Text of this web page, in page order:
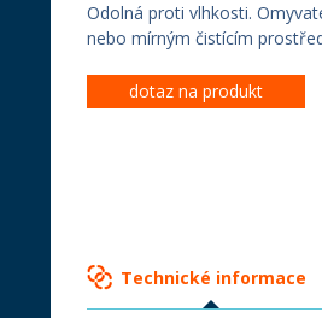
Odolná proti vlhkosti.
nebo mírným čistícím
dotaz na produkt
Technické informace